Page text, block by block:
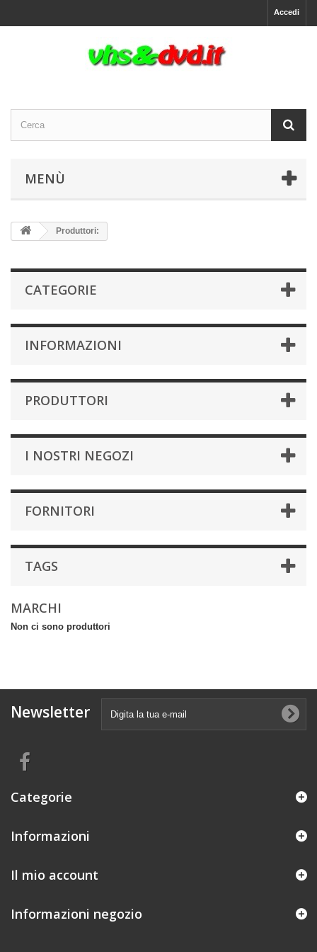
Accedi
MENÙ
Produttori:
CATEGORIE
INFORMAZIONI
PRODUTTORI
I NOSTRI NEGOZI
FORNITORI
TAGS
MARCHI
Non ci sono produttori
Newsletter
Categorie
Informazioni
Il mio account
Informazioni negozio